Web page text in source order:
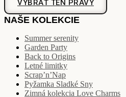
VYBRAŤ TEN PRAVÝ
NAŠE KOLEKCIE
Summer serenity
Garden Party
Back to Origins
Letné limitky
Scrap’n’Nap
Pyžamka Sladké Sny
Zimná kolekcia Love Charms